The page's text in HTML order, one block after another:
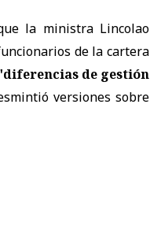
la ministra Lincolao
de la cartera
de gestión
versiones sobre